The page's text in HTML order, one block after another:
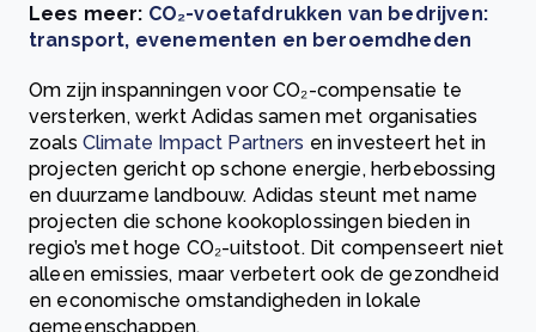
Lees meer: CO₂-voetafdrukken van bedrijven:
transport, evenementen en beroemdheden
Om zijn inspanningen voor CO₂-compensatie te
versterken, werkt Adidas samen met organisaties
zoals Climate Impact Partners en investeert het in
projecten gericht op schone energie, herbebossing
en duurzame landbouw. Adidas steunt met name
projecten die schone kookoplossingen bieden in
regio’s met hoge CO₂-uitstoot. Dit compenseert niet
alleen emissies, maar verbetert ook de gezondheid
en economische omstandigheden in lokale
gemeenschappen.